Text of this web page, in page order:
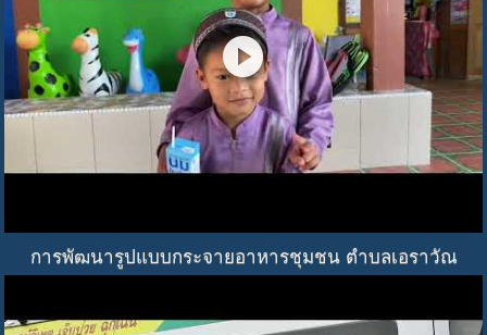
play_circle
การพัฒนารูปแบบกระจายอาหารชุมชน ตำบลเอราวัณ